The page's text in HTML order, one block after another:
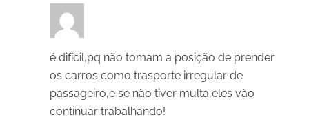
é difícil,pq não tomam a posição de prender
os carros como trasporte irregular de
passageiro,e se não tiver multa,eles vão
continuar trabalhando!